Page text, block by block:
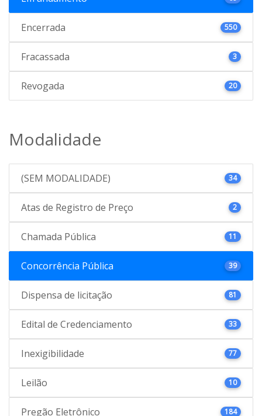
Encerrada 550
Fracassada 3
Revogada 20
Modalidade
(SEM MODALIDADE) 34
Atas de Registro de Preço 2
Chamada Pública 11
Concorrência Pública 39
Dispensa de licitação 81
Edital de Credenciamento 33
Inexigibilidade 77
Leilão 10
Pregão Eletrônico 184